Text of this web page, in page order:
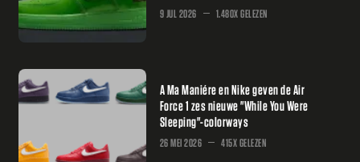
9 JUL 2026 1.480X GELEZEN
A Ma Maniére en Nike geven de Air
Force 1 zes nieuwe "While You Were
Sleeping"-colorways
26 MEI 2026 415X GELEZEN